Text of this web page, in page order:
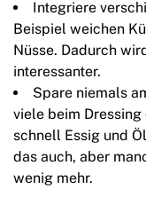
Integriere
Beispiel weichen
Nüsse. Dadurch
interessanter.
Spare niemals
viele beim
schnell Essig und
das auch, aber
wenig mehr.